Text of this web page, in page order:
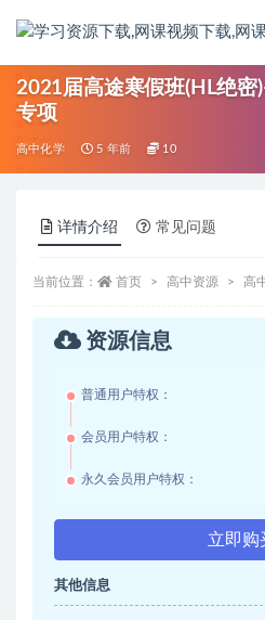
2021届高途寒假班(HL绝密
专项
高中化学 5 年前 10
详情介绍 常见问题
当前位置： 首页 高中资源 高
资源信息
普通用户特权：
会员用户特权：
永久会员用户特权：
立即购
其他信息